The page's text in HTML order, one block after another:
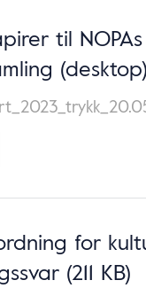
til NOPAs
(desktop)
for
(211 KB)